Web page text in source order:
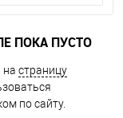
ПОКА ПУСТО
на страницу
по сайту.